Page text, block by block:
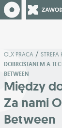
OLX PRACA /
DOBROSTANEM A
BETWEEN
Między
Za nami
Between